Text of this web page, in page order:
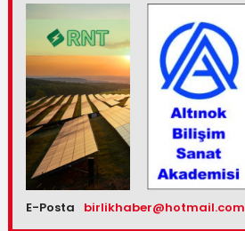
E-Posta birlikhaber@hotmail.com